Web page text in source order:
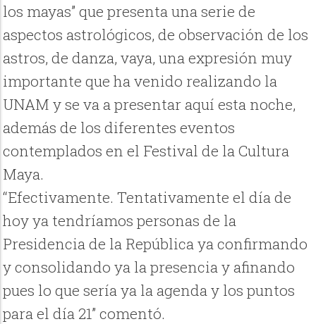
los mayas” que presenta una serie de
aspectos astrológicos, de observación de los
astros, de danza, vaya, una expresión muy
importante que ha venido realizando la
UNAM y se va a presentar aquí esta noche,
además de los diferentes eventos
contemplados en el Festival de la Cultura
Maya.
“Efectivamente. Tentativamente el día de
hoy ya tendríamos personas de la
Presidencia de la República ya confirmando
y consolidando ya la presencia y afinando
pues lo que sería ya la agenda y los puntos
para el día 21” comentó.